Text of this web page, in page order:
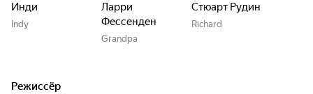
Инди
Indy
Ларри
Фессенден
Grandpa
Стюарт Рудин
Richard
Режиссёр